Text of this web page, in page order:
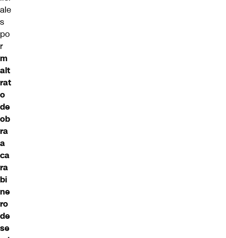
ale
s
po
r
m
alt
rat
o
de
ob
ra
a
ca
ra
bi
ne
ro
de
se